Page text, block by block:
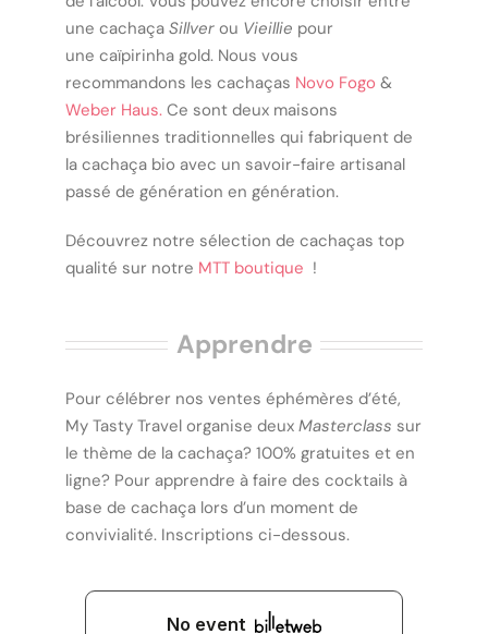
une cachaça Sillver ou Vieillie pour
une caïpirinha gold. Nous vous
recommandons les cachaças Novo Fogo &
Weber Haus. Ce sont deux maisons
brésiliennes traditionnelles qui fabriquent de
la cachaça bio avec un savoir-faire artisanal
passé de génération en génération.
Découvrez notre sélection de cachaças top
qualité sur notre MTT boutique !
Apprendre
Pour célébrer nos ventes éphémères d’été,
My Tasty Travel organise deux Masterclass sur
le thème de la cachaça? 100% gratuites et en
ligne? Pour apprendre à faire des cocktails à
base de cachaça lors d’un moment de
convivialité. Inscriptions ci-dessous.